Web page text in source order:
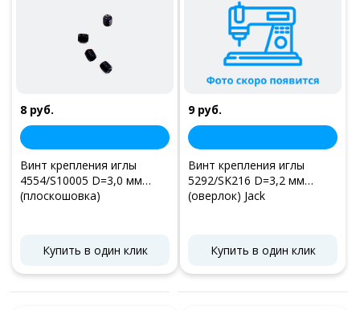
8 руб.
Винт крепления иглы
4554/S10005 D=3,0 мм
(плоскошовка)
Купить в один клик
9 руб.
Винт крепления иглы
5292/SK216 D=3,2 мм
(оверлок) Jack
Купить в один клик